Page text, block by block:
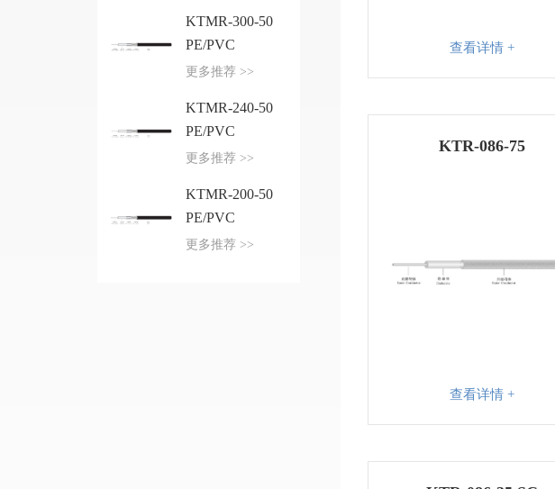
KTMR-300-50
PE/PVC
更多推荐 >>
KTMR-240-50
PE/PVC
更多推荐 >>
KTMR-200-50
PE/PVC
更多推荐 >>
查看详情 +
KTR-086-75
查看详情 +